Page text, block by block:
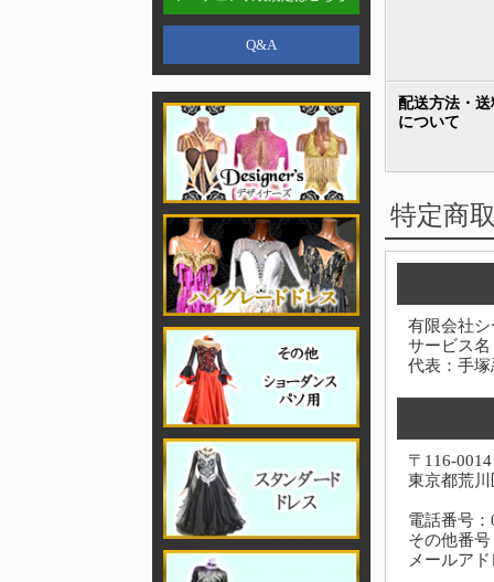
Q&A
配送方法・送
について
特定商
有限会社シ
サービス
代表：手塚
〒116-0014
東京都荒
電話番号
その他番
メールア